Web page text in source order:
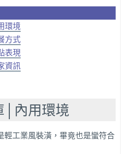
環境
方式
表現
資訊
│內用環境
輕工業風裝潢，畢竟也是蠻符合